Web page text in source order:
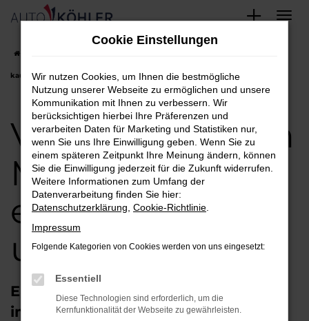
Zum
kaufen
VW Angebote in
München
einfach finden
und kaufen
Ein VW für München – das passt
immer
Cookie Einstellungen
Wir nutzen Cookies, um Ihnen die bestmögliche
Nutzung unserer Webseite zu ermöglichen und unsere
Kommunikation mit Ihnen zu verbessern. Wir
berücksichtigen hierbei Ihre Präferenzen und
verarbeiten Daten für Marketing und Statistiken nur,
wenn Sie uns Ihre Einwilligung geben. Wenn Sie zu
einem späteren Zeitpunkt Ihre Meinung ändern, können
Sie die Einwilligung jederzeit für die Zukunft widerrufen.
Weitere Informationen zum Umfang der
Datenverarbeitung finden Sie hier:
Datenschutzerklärung Cookie-Richtlinie
Impressum
Folgende Kategorien von Cookies werden von uns eingesetzt:
Essentiell
Diese Technologien sind erforderlich, um die
Kernfunktionalität der Webseite zu gewährleisten.